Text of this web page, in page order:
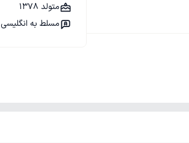
متولد 1378
مسلط به انگلیسی